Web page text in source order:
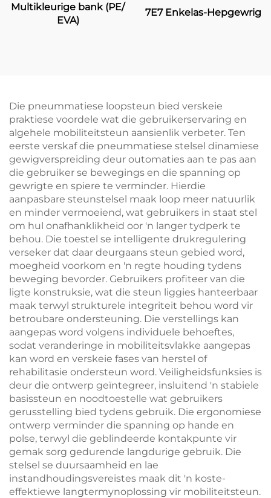
Multikleurige bank (PE/
EVA)
7E7 Enkelas-Hepgewrig
Die pneummatiese loopsteun bied verskeie
praktiese voordele wat die gebruikerservaring en
algehele mobiliteitsteun aansienlik verbeter. Ten
eerste verskaf die pneummatiese stelsel dinamiese
gewigverspreiding deur outomaties aan te pas aan
die gebruiker se bewegings en die spanning op
gewrigte en spiere te verminder. Hierdie
aanpasbare steunstelsel maak loop meer natuurlik
en minder vermoeiend, wat gebruikers in staat stel
om hul onafhanklikheid oor 'n langer tydperk te
behou. Die toestel se intelligente drukregulering
verseker dat daar deurgaans steun gebied word,
moegheid voorkom en 'n regte houding tydens
beweging bevorder. Gebruikers profiteer van die
ligte konstruksie, wat die steun liggies hanteerbaar
maak terwyl strukturele integriteit behou word vir
betroubare ondersteuning. Die verstellings kan
aangepas word volgens individuele behoeftes,
sodat veranderinge in mobiliteitsvlakke aangepas
kan word en verskeie fases van herstel of
rehabilitasie ondersteun word. Veiligheidsfunksies is
deur die ontwerp geïntegreer, insluitend 'n stabiele
basissteun en noodtoestelle wat gebruikers
gerusstelling bied tydens gebruik. Die ergonomiese
ontwerp verminder die spanning op hande en
polse, terwyl die geblindeerde kontakpunte vir
gemak sorg gedurende langdurige gebruik. Die
stelsel se duursaamheid en lae
instandhoudingsvereistes maak dit 'n koste-
effektiewe langtermynoplossing vir mobiliteitsteun.